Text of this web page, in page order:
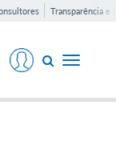
Transparência e
Toggle